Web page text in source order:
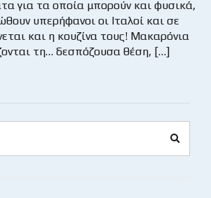
για τα οποία μπορούν και φυσικά,
υπερήφανοι οι Ιταλοί και σε
και η κουζίνα τους! Μακαρόνια
τη… δεσπόζουσα θέση, […]